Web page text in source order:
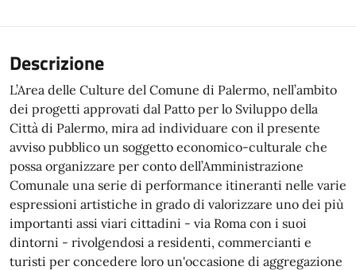
Descrizione
L’Area delle Culture del Comune di Palermo, nell’ambito
dei progetti approvati dal Patto per lo Sviluppo della
Città di Palermo, mira ad individuare con il presente
avviso pubblico un soggetto economico-culturale che
possa organizzare per conto dell’Amministrazione
Comunale una serie di performance itineranti nelle varie
espressioni artistiche in grado di valorizzare uno dei più
importanti assi viari cittadini - via Roma con i suoi
dintorni - rivolgendosi a residenti, commercianti e
turisti per concedere loro un'occasione di aggregazione